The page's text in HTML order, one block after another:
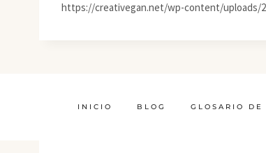
https://creativegan.net/wp-content/uploads/
INICIO BLOG GLOSARIO